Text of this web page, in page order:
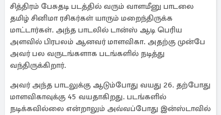
சித்திரம் பேசுதடி படத்தில் வரும் வாளமீனு பாடலை
தமிழ் சினிமா ரசிகர்கள் யாரும் மறைந்திருக்க
மாட்டார்கள். அந்த பாடலில் டான்ஸ் ஆடி பெரிய
அளவில் பிரபலம் ஆனவர் மாளவிகா. அதற்கு முன்பே
அவர் பல வருடங்களாக படங்களில் நடித்து
வந்திருக்கிறார்.
அவர் அந்த பாடலுக்கு ஆடும்போது வயது 26. தற்போது
மாளவிகாவுக்கு 45 வயதாகிறது. படங்களில்
நடிக்கவில்லை என்றாலும் அவ்வப்போது இன்ஸ்டாவில்